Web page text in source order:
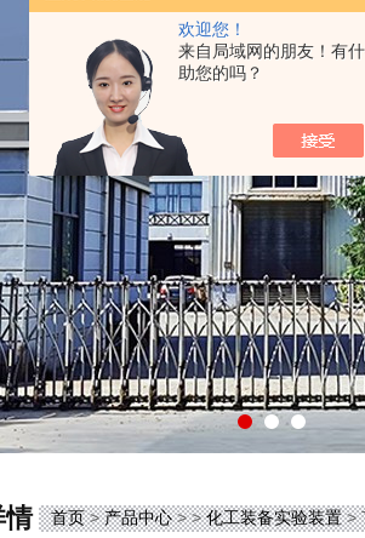
欢迎您！
来自局域网的朋友！有
助您的吗？
情 首页>产品中心> >化工装备实验装置>